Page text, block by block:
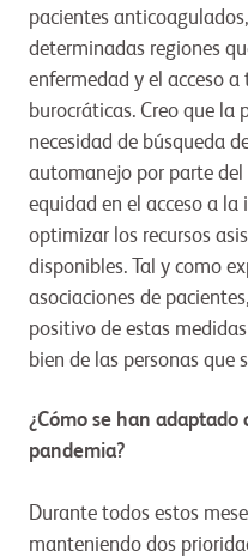
pacientes
determinadas regiones
enfermedad y el acceso
burocráticas. Creo que la
necesidad de búsqueda
automanejo por parte
equidad en el acceso a
optimizar los recursos
disponibles. Tal y como
asociaciones de
positivo de estas
bien de las personas que
¿Cómo se han adaptado
pandemia?
Durante todos estos
manteniendo dos